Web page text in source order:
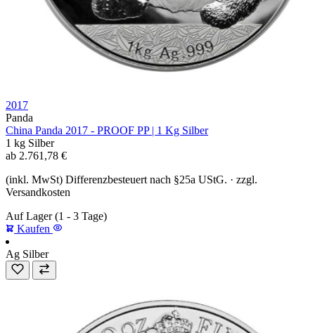
2017
Panda
China Panda 2017 - PROOF PP | 1 Kg Silber
1 kg Silber
ab 2.761,78 €
(inkl. MwSt) Differenzbesteuert nach §25a UStG. · zzgl.
Versandkosten
Auf Lager (1 - 3 Tage)
Kaufen
Ag Silber